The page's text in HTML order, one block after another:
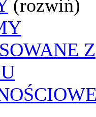
(rozwiń)
Z